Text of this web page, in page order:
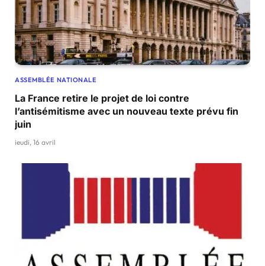
ASSEMBLÉE NATIONALE
La France retire le projet de loi contre
l’antisémitisme avec un nouveau texte prévu fin
juin
jeudi, 16 avril